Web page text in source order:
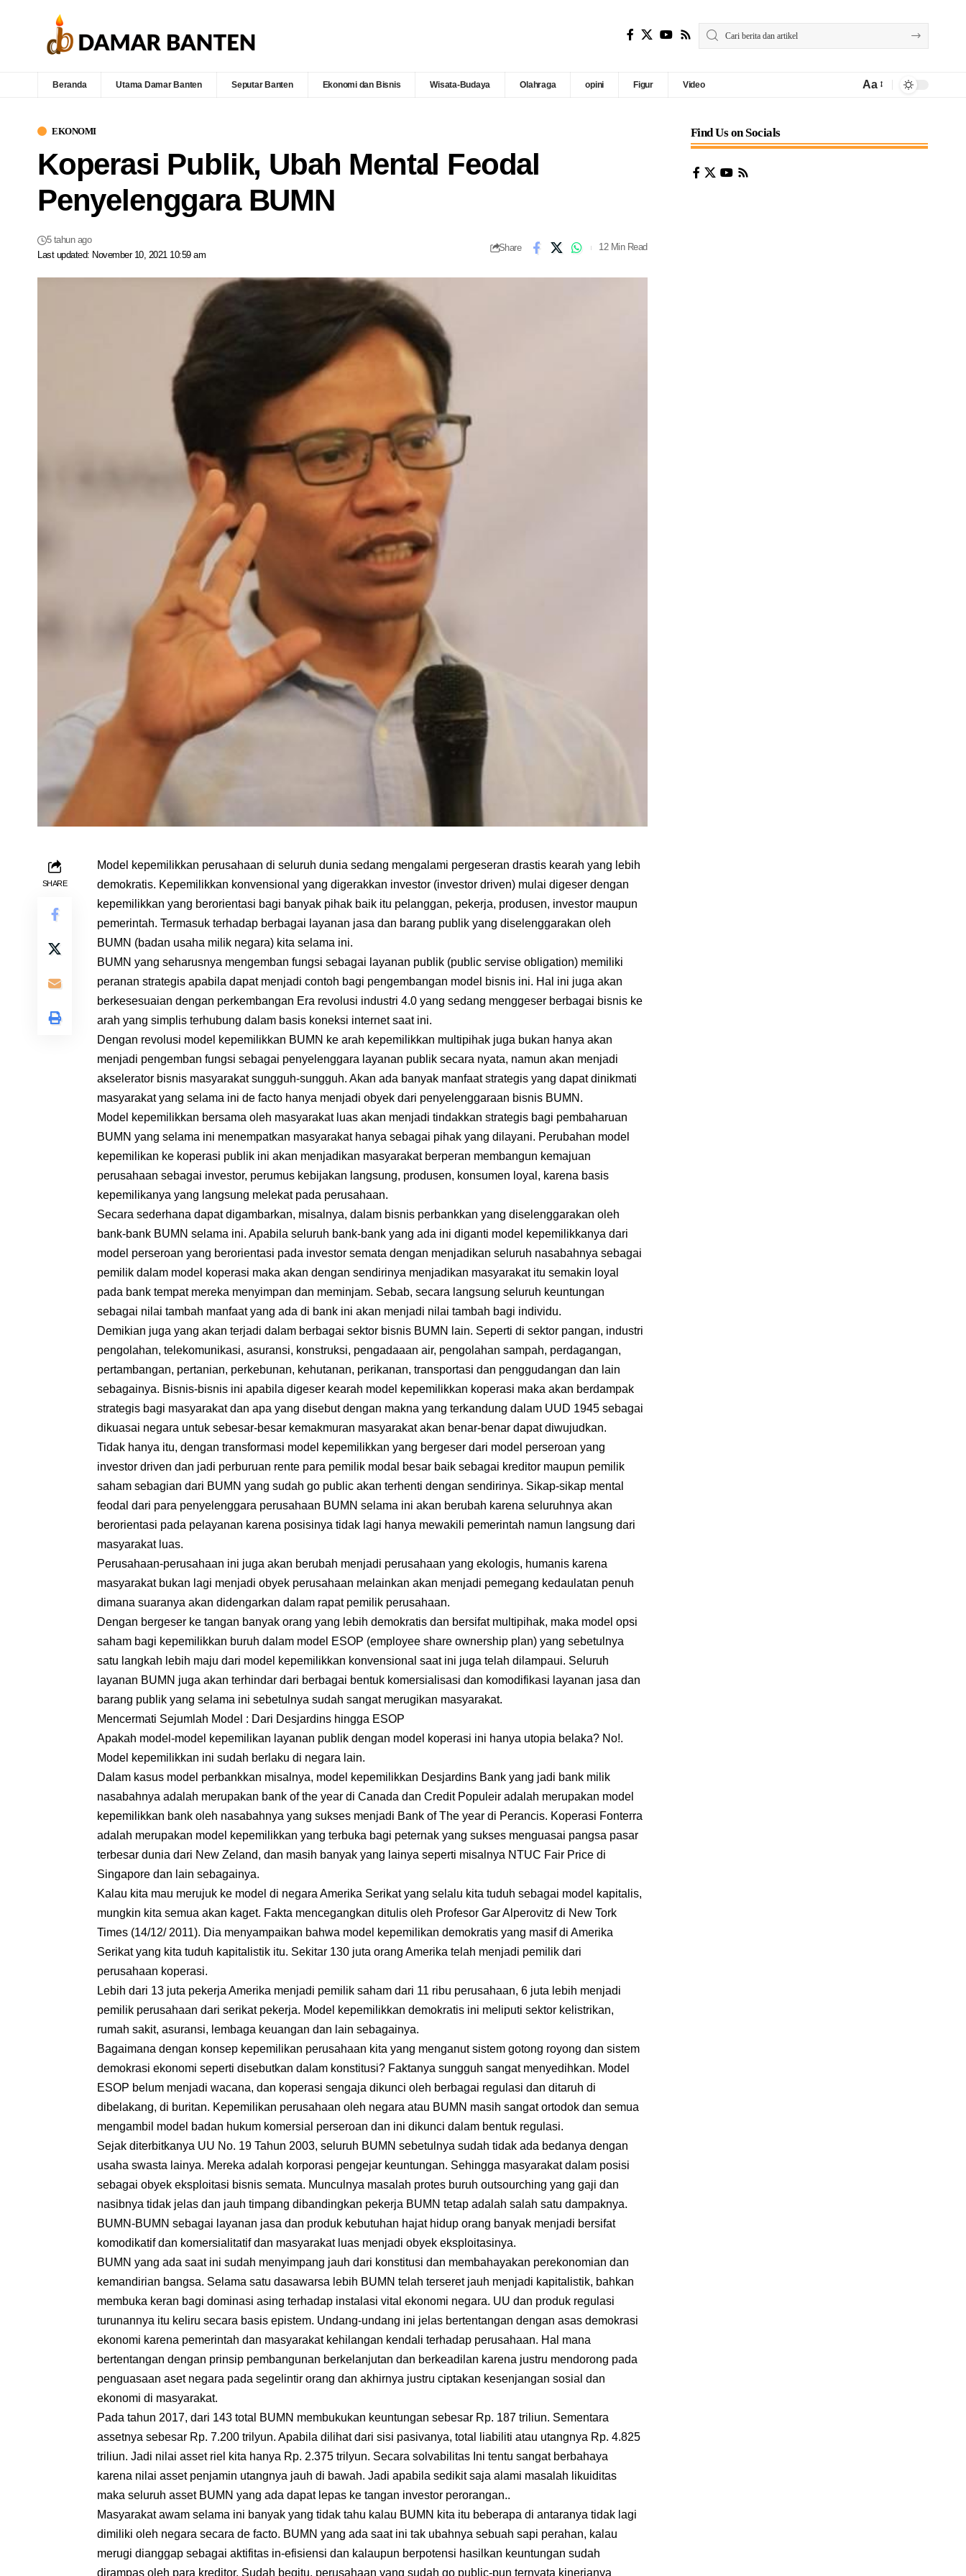
Beranda Utama Damar Banten Seputar Banten Ekonomi dan Bisnis Wisata-Budaya Olahraga opini Figur Video Aa
EKONOMI
Koperasi Publik, Ubah Mental Feodal
Penyelenggara BUMN
Last updated: November 10, 2021 10:59 am
5 tahun ago
Share 12 Min Read
SHARE
Model kepemilikkan perusahaan di seluruh dunia sedang mengalami pergeseran drastis kearah yang lebih
demokratis. Kepemilikkan konvensional yang digerakkan investor (investor driven) mulai digeser dengan
kepemilikkan yang berorientasi bagi banyak pihak baik itu pelanggan, pekerja, produsen, investor maupun
pemerintah. Termasuk terhadap berbagai layanan jasa dan barang publik yang diselenggarakan oleh
BUMN (badan usaha milik negara) kita selama ini.
BUMN yang seharusnya mengemban fungsi sebagai layanan publik (public servise obligation) memiliki
peranan strategis apabila dapat menjadi contoh bagi pengembangan model bisnis ini. Hal ini juga akan
berkesesuaian dengan perkembangan Era revolusi industri 4.0 yang sedang menggeser berbagai bisnis ke
arah yang simplis terhubung dalam basis koneksi internet saat ini.
Dengan revolusi model kepemilikkan BUMN ke arah kepemilikkan multipihak juga bukan hanya akan
menjadi pengemban fungsi sebagai penyelenggara layanan publik secara nyata, namun akan menjadi
akselerator bisnis masyarakat sungguh-sungguh. Akan ada banyak manfaat strategis yang dapat dinikmati
masyarakat yang selama ini de facto hanya menjadi obyek dari penyelenggaraan bisnis BUMN.
Model kepemilikkan bersama oleh masyarakat luas akan menjadi tindakkan strategis bagi pembaharuan
BUMN yang selama ini menempatkan masyarakat hanya sebagai pihak yang dilayani. Perubahan model
kepemilikan ke koperasi publik ini akan menjadikan masyarakat berperan membangun kemajuan
perusahaan sebagai investor, perumus kebijakan langsung, produsen, konsumen loyal, karena basis
kepemilikanya yang langsung melekat pada perusahaan.
Secara sederhana dapat digambarkan, misalnya, dalam bisnis perbankkan yang diselenggarakan oleh
bank-bank BUMN selama ini. Apabila seluruh bank-bank yang ada ini diganti model kepemilikkanya dari
model perseroan yang berorientasi pada investor semata dengan menjadikan seluruh nasabahnya sebagai
pemilik dalam model koperasi maka akan dengan sendirinya menjadikan masyarakat itu semakin loyal
pada bank tempat mereka menyimpan dan meminjam. Sebab, secara langsung seluruh keuntungan
sebagai nilai tambah manfaat yang ada di bank ini akan menjadi nilai tambah bagi individu.
Demikian juga yang akan terjadi dalam berbagai sektor bisnis BUMN lain. Seperti di sektor pangan, industri
pengolahan, telekomunikasi, asuransi, konstruksi, pengadaaan air, pengolahan sampah, perdagangan,
pertambangan, pertanian, perkebunan, kehutanan, perikanan, transportasi dan penggudangan dan lain
sebagainya. Bisnis-bisnis ini apabila digeser kearah model kepemilikkan koperasi maka akan berdampak
strategis bagi masyarakat dan apa yang disebut dengan makna yang terkandung dalam UUD 1945 sebagai
dikuasai negara untuk sebesar-besar kemakmuran masyarakat akan benar-benar dapat diwujudkan.
Tidak hanya itu, dengan transformasi model kepemilikkan yang bergeser dari model perseroan yang
investor driven dan jadi perburuan rente para pemilik modal besar baik sebagai kreditor maupun pemilik
saham sebagian dari BUMN yang sudah go public akan terhenti dengan sendirinya. Sikap-sikap mental
feodal dari para penyelenggara perusahaan BUMN selama ini akan berubah karena seluruhnya akan
berorientasi pada pelayanan karena posisinya tidak lagi hanya mewakili pemerintah namun langsung dari
masyarakat luas.
Perusahaan-perusahaan ini juga akan berubah menjadi perusahaan yang ekologis, humanis karena
masyarakat bukan lagi menjadi obyek perusahaan melainkan akan menjadi pemegang kedaulatan penuh
dimana suaranya akan didengarkan dalam rapat pemilik perusahaan.
Dengan bergeser ke tangan banyak orang yang lebih demokratis dan bersifat multipihak, maka model opsi
saham bagi kepemilikkan buruh dalam model ESOP (employee share ownership plan) yang sebetulnya
satu langkah lebih maju dari model kepemilikkan konvensional saat ini juga telah dilampaui. Seluruh
layanan BUMN juga akan terhindar dari berbagai bentuk komersialisasi dan komodifikasi layanan jasa dan
barang publik yang selama ini sebetulnya sudah sangat merugikan masyarakat.
Mencermati Sejumlah Model : Dari Desjardins hingga ESOP
Apakah model-model kepemilikan layanan publik dengan model koperasi ini hanya utopia belaka? No!.
Model kepemilikkan ini sudah berlaku di negara lain.
Dalam kasus model perbankkan misalnya, model kepemilikkan Desjardins Bank yang jadi bank milik
nasabahnya adalah merupakan bank of the year di Canada dan Credit Populeir adalah merupakan model
kepemilikkan bank oleh nasabahnya yang sukses menjadi Bank of The year di Perancis. Koperasi Fonterra
adalah merupakan model kepemilikkan yang terbuka bagi peternak yang sukses menguasai pangsa pasar
terbesar dunia dari New Zeland, dan masih banyak yang lainya seperti misalnya NTUC Fair Price di
Singapore dan lain sebagainya.
Kalau kita mau merujuk ke model di negara Amerika Serikat yang selalu kita tuduh sebagai model kapitalis,
mungkin kita semua akan kaget. Fakta mencegangkan ditulis oleh Profesor Gar Alperovitz di New Tork
Times (14/12/ 2011). Dia menyampaikan bahwa model kepemilikan demokratis yang masif di Amerika
Serikat yang kita tuduh kapitalistik itu. Sekitar 130 juta orang Amerika telah menjadi pemilik dari
perusahaan koperasi.
Lebih dari 13 juta pekerja Amerika menjadi pemilik saham dari 11 ribu perusahaan, 6 juta lebih menjadi
pemilik perusahaan dari serikat pekerja. Model kepemilikkan demokratis ini meliputi sektor kelistrikan,
rumah sakit, asuransi, lembaga keuangan dan lain sebagainya.
Bagaimana dengan konsep kepemilikan perusahaan kita yang menganut sistem gotong royong dan sistem
demokrasi ekonomi seperti disebutkan dalam konstitusi? Faktanya sungguh sangat menyedihkan. Model
ESOP belum menjadi wacana, dan koperasi sengaja dikunci oleh berbagai regulasi dan ditaruh di
dibelakang, di buritan. Kepemilikan perusahaan oleh negara atau BUMN masih sangat ortodok dan semua
mengambil model badan hukum komersial perseroan dan ini dikunci dalam bentuk regulasi.
Sejak diterbitkanya UU No. 19 Tahun 2003, seluruh BUMN sebetulnya sudah tidak ada bedanya dengan
usaha swasta lainya. Mereka adalah korporasi pengejar keuntungan. Sehingga masyarakat dalam posisi
sebagai obyek eksploitasi bisnis semata. Munculnya masalah protes buruh outsourching yang gaji dan
nasibnya tidak jelas dan jauh timpang dibandingkan pekerja BUMN tetap adalah salah satu dampaknya.
BUMN-BUMN sebagai layanan jasa dan produk kebutuhan hajat hidup orang banyak menjadi bersifat
komodikatif dan komersialitatif dan masyarakat luas menjadi obyek eksploitasinya.
BUMN yang ada saat ini sudah menyimpang jauh dari konstitusi dan membahayakan perekonomian dan
kemandirian bangsa. Selama satu dasawarsa lebih BUMN telah terseret jauh menjadi kapitalistik, bahkan
membuka keran bagi dominasi asing terhadap instalasi vital ekonomi negara. UU dan produk regulasi
turunannya itu keliru secara basis epistem. Undang-undang ini jelas bertentangan dengan asas demokrasi
ekonomi karena pemerintah dan masyarakat kehilangan kendali terhadap perusahaan. Hal mana
bertentangan dengan prinsip pembangunan berkelanjutan dan berkeadilan karena justru mendorong pada
penguasaan aset negara pada segelintir orang dan akhirnya justru ciptakan kesenjangan sosial dan
ekonomi di masyarakat.
Pada tahun 2017, dari 143 total BUMN membukukan keuntungan sebesar Rp. 187 triliun. Sementara
assetnya sebesar Rp. 7.200 trilyun. Apabila dilihat dari sisi pasivanya, total liabiliti atau utangnya Rp. 4.825
triliun. Jadi nilai asset riel kita hanya Rp. 2.375 trilyun. Secara solvabilitas Ini tentu sangat berbahaya
karena nilai asset penjamin utangnya jauh di bawah. Jadi apabila sedikit saja alami masalah likuiditas
maka seluruh asset BUMN yang ada dapat lepas ke tangan investor perorangan..
Masyarakat awam selama ini banyak yang tidak tahu kalau BUMN kita itu beberapa di antaranya tidak lagi
dimiliki oleh negara secara de facto. BUMN yang ada saat ini tak ubahnya sebuah sapi perahan, kalau
merugi dianggap sebagai aktifitas in-efisiensi dan kalaupun berpotensi hasilkan keuntungan sudah
dirampas oleh para kreditor. Sudah begitu, perusahaan yang sudah go public-pun ternyata kinerjanya
Find Us on Socials